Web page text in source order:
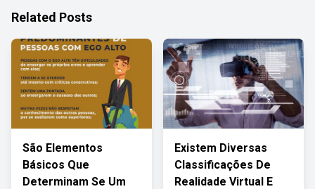
Related Posts
São Elementos
Básicos Que
Determinam Se Um
Existem Diversas
Classificações De
Realidade Virtual E